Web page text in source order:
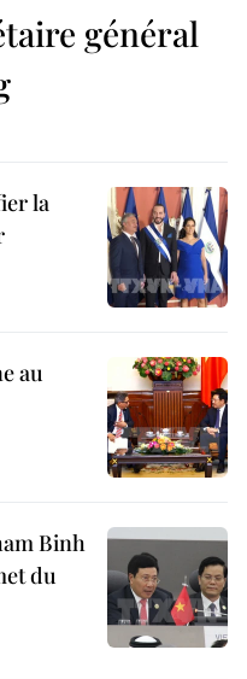
général
la
au
Binh
du